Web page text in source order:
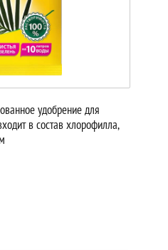
удобрение для
в состав хлорофилла,